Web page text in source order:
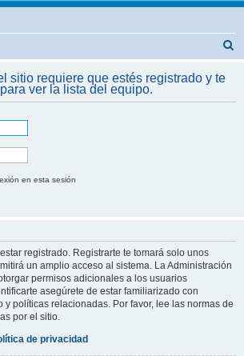
c
sitio requiere que estés registrado y te
ver la lista del equipo.
en esta sesión
registrado. Registrarte te tomará solo unos
un amplio acceso al sistema. La Administración
permisos adicionales a los usuarios
asegúrete de estar familiarizado con
y políticas relacionadas. Por favor, lee las normas de
por el sitio.
de privacidad